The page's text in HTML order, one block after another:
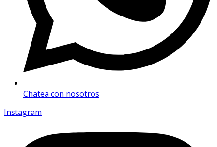
Chatea con nosotros
Instagram